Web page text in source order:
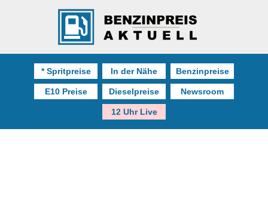
* Spritpreise In der Nähe Benzinpreise
E10 Preise Dieselpreise Newsroom
12 Uhr Live